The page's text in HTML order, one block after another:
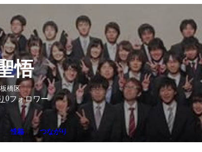
悟
橋区
0フォロワー
性格 つながり